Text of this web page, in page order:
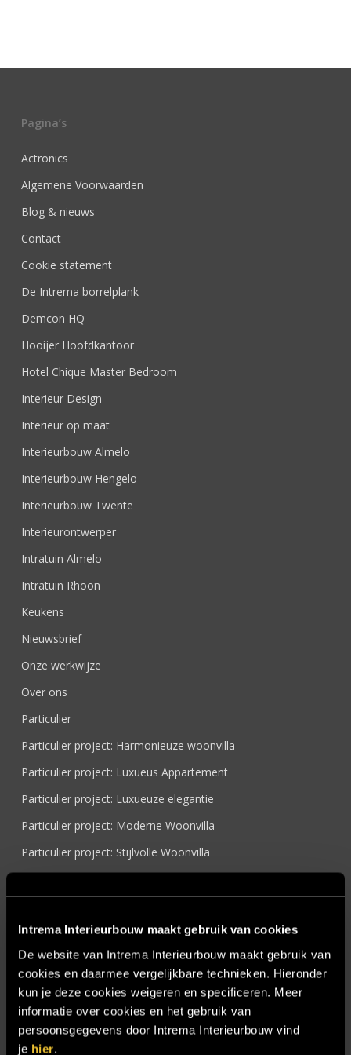
Intrema Interieurbouw maakt gebruik van cookies
De website van Intrema Interieurbouw maakt gebruik van
cookies en daarmee vergelijkbare technieken. Hieronder
kun je deze cookies weigeren en specificeren. Meer
informatie over cookies en het gebruik van
persoonsgegevens door Intrema Interieurbouw vind
je hier.
Pagina’s
Actronics
Algemene Voorwaarden
Blog & nieuws
Contact
Cookie statement
De Intrema borrelplank
Demcon HQ
Hooijer Hoofdkantoor
Hotel Chique Master Bedroom
Interieur Design
Interieur op maat
Interieurbouw Almelo
Interieurbouw Hengelo
Interieurbouw Twente
Interieurontwerper
Intratuin Almelo
Intratuin Rhoon
Keukens
Nieuwsbrief
Onze werkwijze
Over ons
Particulier
Particulier project: Harmonieuze woonvilla
Particulier project: Luxueus Appartement
Particulier project: Luxueuze elegantie
Particulier project: Moderne Woonvilla
Particulier project: Stijlvolle Woonvilla
Referenties
Samenwerken
Sensire
Showroom
SIDN